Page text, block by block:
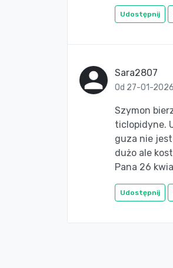
Udostępnij
Sara2807
Od 27-01-
Szymon
ticlopidyne.
guza nie
dużo ale
Pana 26
Udostępnij